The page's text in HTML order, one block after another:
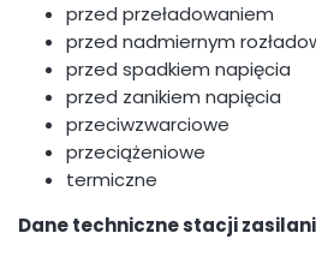
przed przeładowaniem
przed nadmiernym
przed spadkiem napięcia
przed zanikiem napięcia
przeciwzwarciowe
przeciążeniowe
termiczne
Dane techniczne stacji zasilania